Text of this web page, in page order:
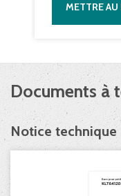
METTRE AU
Documents à
Notice technique